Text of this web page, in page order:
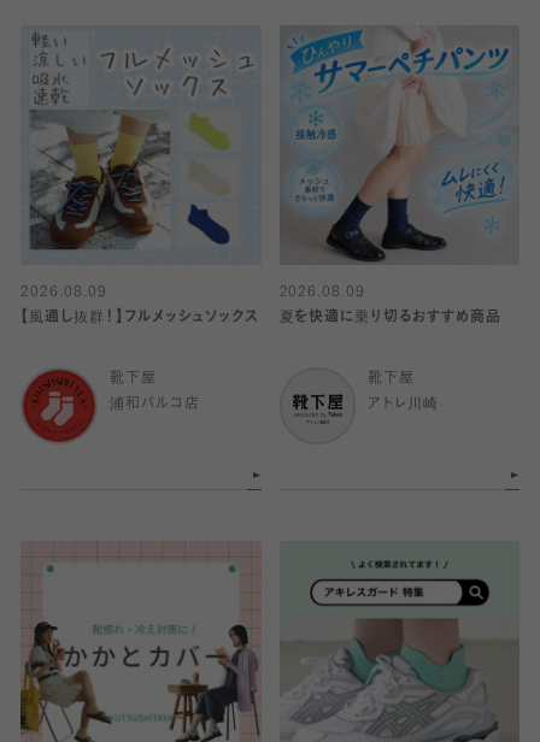
2026.08.09
【風通し抜群！】フルメッシュソックス
靴下屋
浦和パルコ店
2026.08.09
夏を快適に乗り切るおすすめ商品
靴下屋
アトレ川崎